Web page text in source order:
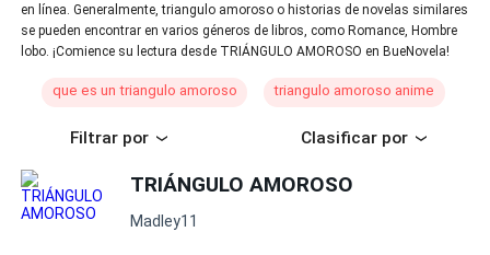
en línea. Generalmente, triangulo amoroso o historias de novelas similares
se pueden encontrar en varios géneros de libros, como Romance, Hombre
lobo. ¡Comience su lectura desde TRIÁNGULO AMOROSO en BueNovela!
que es un triangulo amoroso triangulo amoroso anime
Filtrar por Clasificar por
TRIÁNGULO AMOROSO
Madley11